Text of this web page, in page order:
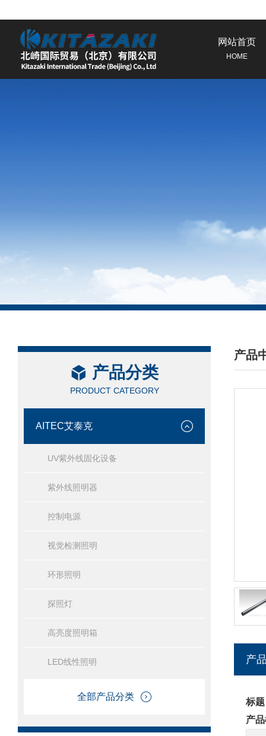
网站首页
HOME
产品分类
PRODUCT CATEGORY
AITEC艾泰克
UV紫外线固化设备
紫外线照明器
控制电源
视觉检测照明
环形照明
探照灯
高亮度照明箱
LED线性照明
全部产品分类
产品
/
产
标
产